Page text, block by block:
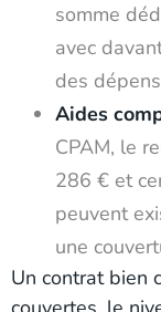
somme
avec
des
Aides
CPAM, le
286 € et
peuvent
une
Un contrat bien